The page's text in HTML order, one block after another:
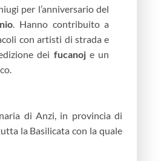
per l’anniversario del
. Hanno contribuito a
con artisti di strada e
dei fucanoje un
di Anzi, in provincia di
la Basilicata con la quale